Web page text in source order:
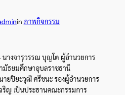
in ภาพกิจกรรม
างจารุวรรณ บุญโต ผู้อำนวยการ
มัธยมศึกษาอุบลราชธานี
ยปิยะวุฒิ ศรีชนะ รองผู้อำนวยการ
ญ เป็นประธานคณะกรรมการ